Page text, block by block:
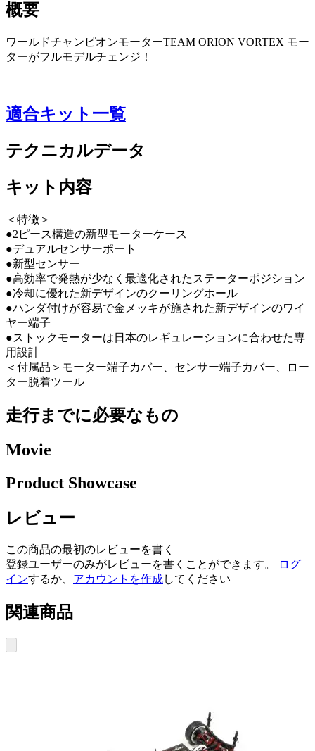
概要
ワールドチャンピオンモーターTEAM ORION VORTEX モー
ターがフルモデルチェンジ！
適合キット一覧
テクニカルデータ
キット内容
＜特徴＞
●2ピース構造の新型モーターケース
●デュアルセンサーポート
●新型センサー
●高効率で発熱が少なく最適化されたステーターポジション
●冷却に優れた新デザインのクーリングホール
●ハンダ付けが容易で金メッキが施された新デザインのワイ
ヤー端子
●ストックモーターは日本のレギュレーションに合わせた専
用設計
＜付属品＞モーター端子カバー、センサー端子カバー、ロー
ター脱着ツール
走行までに必要なもの
Movie
Product Showcase
レビュー
この商品の最初のレビューを書く
登録ユーザーのみがレビューを書くことができます。
ログ
インするか、 アカウントを作成してください
関連商品